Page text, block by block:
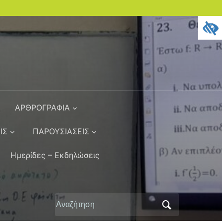
ΑΡΘΡΟΓΡΑΦΙΑ
ΠΑΡΟΥΣΙΑΣΕΙΣ
Ημερίδες – Εκδηλώσεις
Αναζήτηση